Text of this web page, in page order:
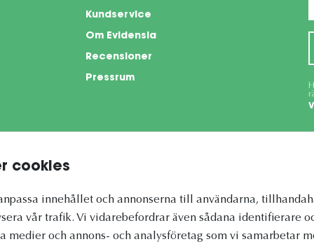
cookies
innehållet och annonserna till användarna,
vår trafik. Vi vidarebefordrar även sådana identifierare
och annons- och analysföretag som vi samarbetar
Kundservice
Om Evidensia
Recensioner
Pressrum
and the Google